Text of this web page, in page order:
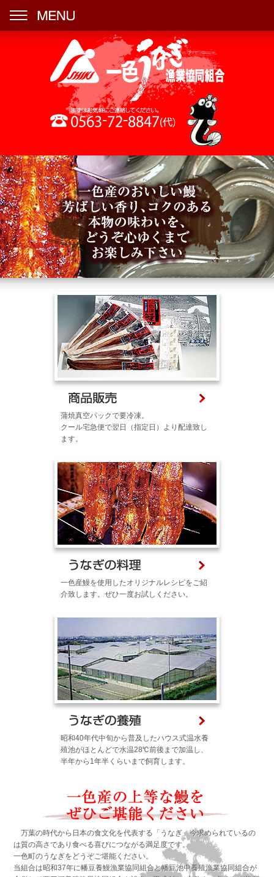
蒲焼真空パックで要冷凍。
クール宅急便で翌日（指定日）より配達致し
ます。
一色産鰻を使用したオリジナルレシピをご紹
介致します。ぜひ一度お試しください。
昭和40年代中旬から普及したハウス式温水養
殖池がほとんどで水温28℃前後まで加温し、
半年から1年半くらいまで飼育します。
万葉の時代から日本の食文化を代表する「うなぎ」今求められているの
は質の高さであり食べる喜びにつながる満足度です。
一色町のうなぎをどうぞご堪能ください。
当組合は昭和37年に幡豆養鰻漁業協同組合と幡豆池中養殖漁業協同組合が